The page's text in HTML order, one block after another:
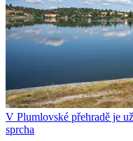
V Plumlovské přehradě je
sprcha